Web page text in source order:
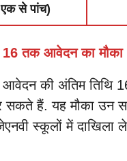
एक से पांच)
16 तक आवेदन का मौका
आवेदन की अंतिम तिथि
हैं. यह मौका उन
स्कूलों में दाखिला